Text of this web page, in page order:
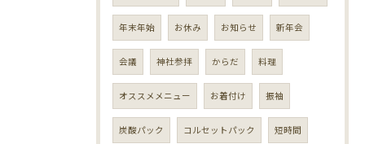
年末年始 お休み お知らせ 新年会
会議 神社参拝 からだ 料理
オススメメニュー お着付け 振袖
炭酸パック コルセットパック 短時間